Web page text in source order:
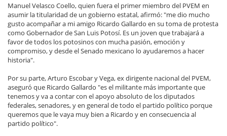
Manuel Velasco Coello, quien fuera el primer miembro del PVEM en
asumir la titularidad de un gobierno estatal, afirmó: "me dio mucho
gusto acompañar a mi amigo Ricardo Gallardo en su toma de protesta
como Gobernador de San Luis Potosí. Es un joven que trabajará a
favor de todos los potosinos con mucha pasión, emoción y
compromiso, y desde el Senado mexicano lo ayudaremos a hacer
historia".
Por su parte, Arturo Escobar y Vega, ex dirigente nacional del PVEM,
aseguró que Ricardo Gallardo "es el militante más importante que
tenemos y va a contar con el apoyo absoluto de los diputados
federales, senadores, y en general de todo el partido político porque
queremos que le vaya muy bien a Ricardo y en consecuencia al
partido político".